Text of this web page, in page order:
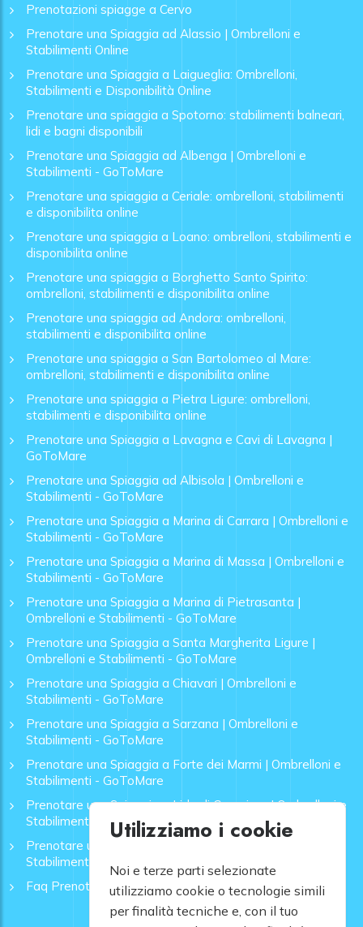
Prenotazioni spiagge a Cervo
Prenotare una Spiaggia ad Alassio | Ombrelloni e
Stabilimenti Online
Prenotare una Spiaggia a Laigueglia: Ombrelloni,
Stabilimenti e Disponibilità Online
Prenotare una spiaggia a Spotorno: stabilimenti balneari,
lidi e bagni disponibili
Prenotare una Spiaggia ad Albenga | Ombrelloni e
Stabilimenti - GoToMare
Prenotare una spiaggia a Ceriale: ombrelloni, stabilimenti
e disponibilita online
Prenotare una spiaggia a Loano: ombrelloni, stabilimenti e
disponibilita online
Prenotare una spiaggia a Borghetto Santo Spirito:
ombrelloni, stabilimenti e disponibilita online
Prenotare una spiaggia ad Andora: ombrelloni,
stabilimenti e disponibilita online
Prenotare una spiaggia a San Bartolomeo al Mare:
ombrelloni, stabilimenti e disponibilita online
Prenotare una spiaggia a Pietra Ligure: ombrelloni,
stabilimenti e disponibilita online
Prenotare una Spiaggia a Lavagna e Cavi di Lavagna |
GoToMare
Prenotare una Spiaggia ad Albisola | Ombrelloni e
Stabilimenti - GoToMare
Prenotare una Spiaggia a Marina di Carrara | Ombrelloni e
Stabilimenti - GoToMare
Prenotare una Spiaggia a Marina di Massa | Ombrelloni e
Stabilimenti - GoToMare
Prenotare una Spiaggia a Marina di Pietrasanta |
Ombrelloni e Stabilimenti - GoToMare
Prenotare una Spiaggia a Santa Margherita Ligure |
Ombrelloni e Stabilimenti - GoToMare
Prenotare una Spiaggia a Chiavari | Ombrelloni e
Stabilimenti - GoToMare
Prenotare una Spiaggia a Sarzana | Ombrelloni e
Stabilimenti - GoToMare
Prenotare una Spiaggia a Forte dei Marmi | Ombrelloni e
Stabilimenti - GoToMare
Prenotare una Spiaggia a Lido di Camaiore | Ombrelloni e
Stabilimenti - GoToMare
Prenotare una Spiaggia a Rapallo | Ombrelloni e
Stabilimenti - GoToMare
Faq Prenotazione Spiagge
Utilizziamo i cookie
Noi e terze parti selezionate
utilizziamo cookie o tecnologie simili
per finalità tecniche e, con il tuo